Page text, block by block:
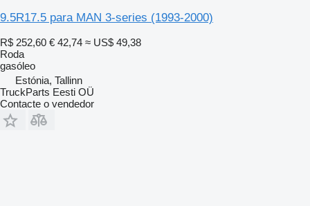
9.5R17.5 para MAN 3-series (1993-2000)
R$ 252,60 € 42,74 ≈ US$ 49,38
Roda
gasóleo
Estónia, Tallinn
TruckParts Eesti OÜ
Contacte o vendedor